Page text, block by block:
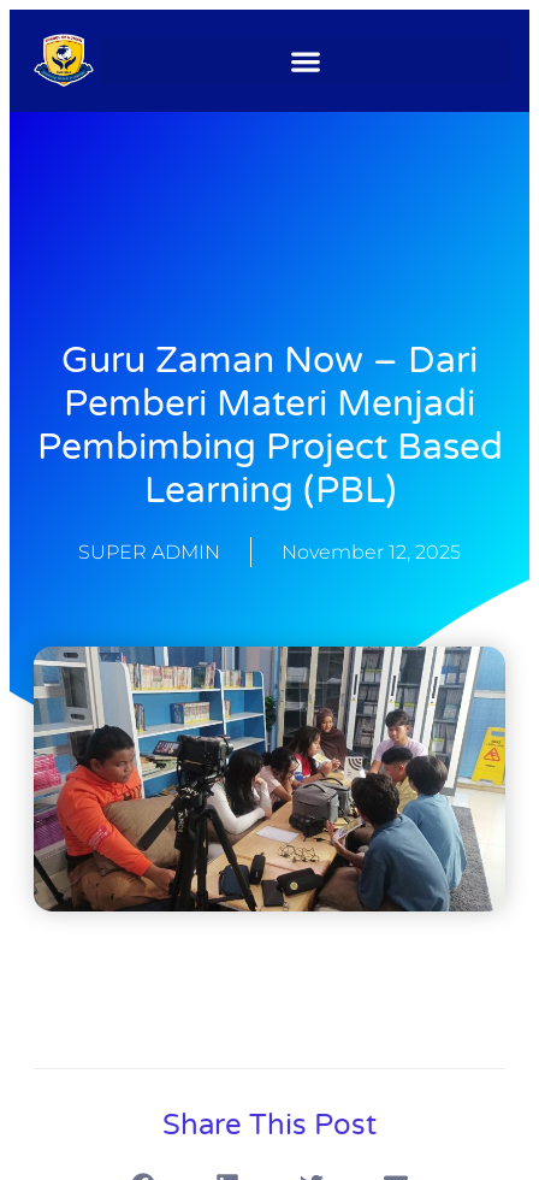
Guru Zaman Now – Dari
Pemberi Materi Menjadi
Pembimbing Project Based
Learning (PBL)
SUPER ADMIN November 12, 2025
Share This Post